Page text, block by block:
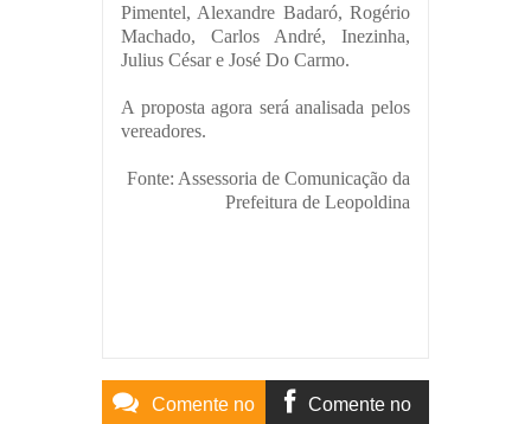
Pimentel, Alexandre Badaró, Rogério
Machado, Carlos André, Inezinha,
Julius César e José Do Carmo.
A proposta agora será analisada pelos
vereadores.
Fonte: Assessoria de Comunicação da
Prefeitura de Leopoldina
Comente no Comente no